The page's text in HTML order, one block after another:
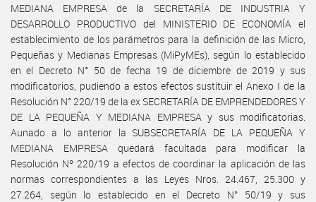
MEDIANA EMPRESA de la SECRETARÍA DE INDUSTRIA Y
DESARROLLO PRODUCTIVO del MINISTERIO DE ECONOMÍA el
establecimiento de los parámetros para la definición de las Micro,
Pequeñas y Medianas Empresas (MiPyMEs), según lo establecido
en el Decreto N° 50 de fecha 19 de diciembre de 2019 y sus
modificatorios, pudiendo a estos efectos sustituir el Anexo I de la
Resolución N° 220/19 de la ex SECRETARÍA DE EMPRENDEDORES Y
DE LA PEQUEÑA Y MEDIANA EMPRESA y sus modificatorias.
Aunado a lo anterior la SUBSECRETARÍA DE LA PEQUEÑA Y
MEDIANA EMPRESA quedará facultada para modificar la
Resolución Nº 220/19 a efectos de coordinar la aplicación de las
normas correspondientes a las Leyes Nros. 24.467, 25.300 y
27.264, según lo establecido en el Decreto N° 50/19 y sus